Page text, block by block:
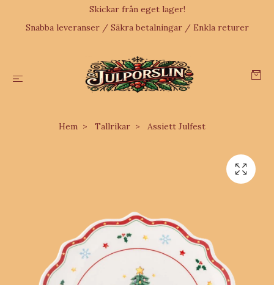
Skickar från eget lager!
Snabba leveranser / Säkra betalningar / Enkla returer
Hem Tallrikar Assiett Julfest